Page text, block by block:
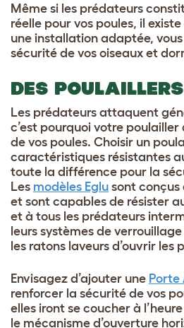
Même si les prédateurs
réelle pour vos poules, il
une installation adaptée,
sécurité de vos oiseaux et
DES
Les prédateurs attaquent
c’est pourquoi votre
de vos poules. Choisir un
caractéristiques résistantes
toute la différence pour la
Les modèles Eglu sont conçus
et sont capables de résister
et à tous les prédateurs
leurs systèmes de
les ratons laveurs d’ouvrir les
Envisagez d’ajouter une Porte
renforcer la sécurité de vos
elles iront se coucher à
le mécanisme d’ouverture